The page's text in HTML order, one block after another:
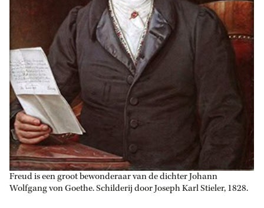
Freud is een groot bewonderaar van de dichter Johann
Wolfgang von Goethe. Schilderij door Joseph Karl Stieler, 1828.